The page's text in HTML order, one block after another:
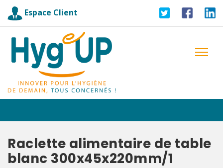
Espace Client
Raclette alimentaire de table
blanc 300x45x220mm/1